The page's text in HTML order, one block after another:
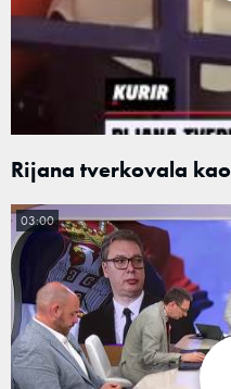
Rijana tverkovala
03:00